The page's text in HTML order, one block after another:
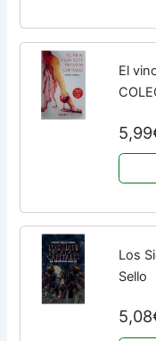
El
Los
Sello